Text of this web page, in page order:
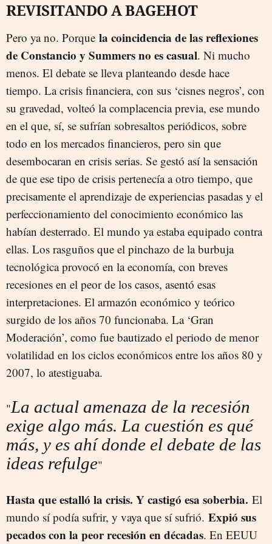
REVISITANDO A BAGEHOT
Pero ya no. Porque la coincidencia de las reflexiones
de Constancio y Summers no es casual. Ni mucho
menos. El debate se lleva planteando desde hace
tiempo. La crisis financiera, con sus ‘cisnes negros’, con
su gravedad, volteó la complacencia previa, ese mundo
en el que, sí, se sufrían sobresaltos periódicos, sobre
todo en los mercados financieros, pero sin que
desembocaran en crisis serias. Se gestó así la sensación
de que ese tipo de crisis pertenecía a otro tiempo, que
precisamente el aprendizaje de experiencias pasadas y el
perfeccionamiento del conocimiento económico las
habían desterrado. El mundo ya estaba equipado contra
ellas. Los rasguños que el pinchazo de la burbuja
tecnológica provocó en la economía, con breves
recesiones en el peor de los casos, asentó esas
interpretaciones. El armazón económico y teórico
surgido de los años 70 funcionaba. La ‘Gran
Moderación’, como fue bautizado el periodo de menor
volatilidad en los ciclos económicos entre los años 80 y
2007, lo atestiguaba.
"La actual amenaza de la recesión
exige algo más. La cuestión es qué
más, y es ahí donde el debate de las
ideas refulge"
Hasta que estalló la crisis. Y castigó esa soberbia. El
mundo sí podía sufrir, y vaya que sí sufrió. Expió sus
pecados con la peor recesión en décadas. En EEUU